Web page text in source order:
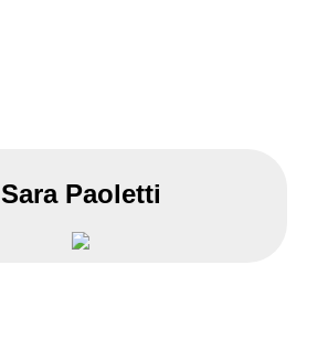
Sara Paoletti